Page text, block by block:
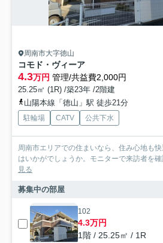
周南市大字徳山
コモド・ヴィーア
4.3万円 管理/共益費2,000円
25.25㎡ (1R) /築23年 /2階建
山陽本線「徳山」駅 徒歩21分
駐輪場 CATV 公共下水
周南市エリアでの住まいなら、住み心地も快
はいかがでしょうか。モニターで来訪者を
見る
募集中の部屋
102
4.3万円
1階 / 25.25㎡ / 1R